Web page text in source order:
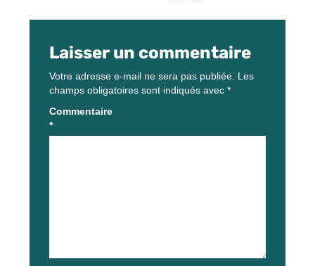
Laisser un commentaire
Votre adresse e-mail ne sera pas publiée. Les
champs obligatoires sont indiqués avec *
Commentaire
*